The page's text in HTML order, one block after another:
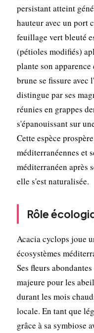
persistant atteint
hauteur avec un port
feuillage vert bleuté
(pétioles modifiés)
plante son
brune se fissure avec
distingue par ses
réunies en grappes
s'épanouissant sur
Cette espèce
méditerranéennes et
méditerranéen après
elle s'est naturalisée.
Rôle
Acacia cyclops joue
écosystèmes
Ses fleurs
majeure pour les
durant les mois
locale. En tant que
grâce à sa symbiose